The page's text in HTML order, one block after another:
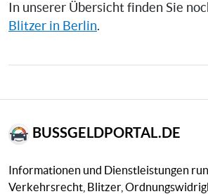
In unserer Übersicht finden Sie
Blitzer in Berlin.
BUSSGELDPORTAL.DE
Informationen und Dienstleistungen
Verkehrsrecht, Blitzer,